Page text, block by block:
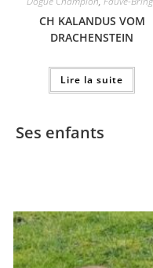
CH KALANDUS VOM
DRACHENSTEIN
Lire la suite
Ses enfants